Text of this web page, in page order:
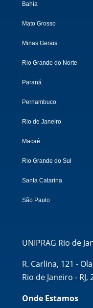
Bahia
Mato Grosso
Minas Gerais
Rio Grande do Norte
Paraná
Pernambuco
Rio de Janeiro
Macaé
Rio Grande do Sul
Santa Catarina
São Paulo
UNIPRAG Rio de
R. Carlina, 121 -
Rio de Janeiro - RJ,
Onde Estamos